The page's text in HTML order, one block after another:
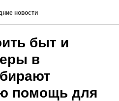
новости
быт и
в
помощь для